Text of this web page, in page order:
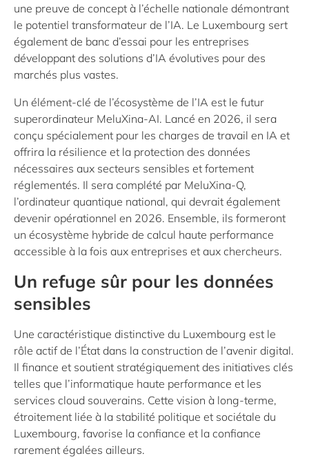
une preuve de concept à l’échelle nationale démontrant
le potentiel transformateur de l’IA. Le Luxembourg sert
également de banc d’essai pour les entreprises
développant des solutions d’IA évolutives pour des
marchés plus vastes.
Un élément-clé de l’écosystème de l’IA est le futur
superordinateur MeluXina-AI. Lancé en 2026, il sera
conçu spécialement pour les charges de travail en IA et
offrira la résilience et la protection des données
nécessaires aux secteurs sensibles et fortement
réglementés. Il sera complété par MeluXina-Q,
l’ordinateur quantique national, qui devrait également
devenir opérationnel en 2026. Ensemble, ils formeront
un écosystème hybride de calcul haute performance
accessible à la fois aux entreprises et aux chercheurs.
Un refuge sûr pour les données
sensibles
Une caractéristique distinctive du Luxembourg est le
rôle actif de l’État dans la construction de l’avenir digital.
Il finance et soutient stratégiquement des initiatives clés
telles que l’informatique haute performance et les
services cloud souverains. Cette vision à long-terme,
étroitement liée à la stabilité politique et sociétale du
Luxembourg, favorise la confiance et la confiance
rarement égalées ailleurs.